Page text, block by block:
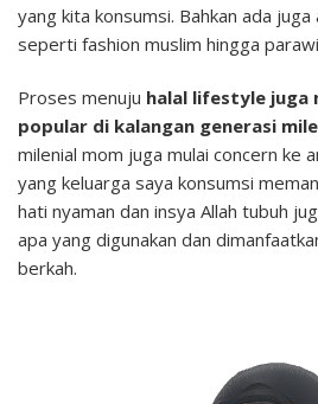
yang kita konsumsi. Bahkan ada juga
seperti fashion muslim hingga
Proses menuju halal lifestyle juga
popular di kalangan generasi
milenial mom juga mulai concern ke
yang keluarga saya konsumsi
hati nyaman dan insya Allah tubuh
apa yang digunakan dan
berkah.